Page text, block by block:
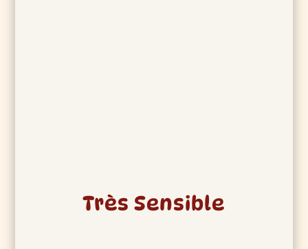
Très Sensible